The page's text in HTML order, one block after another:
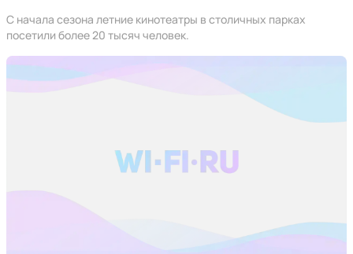
С начала сезона летние кинотеатры в столичных парках
посетили более 20 тысяч человек.